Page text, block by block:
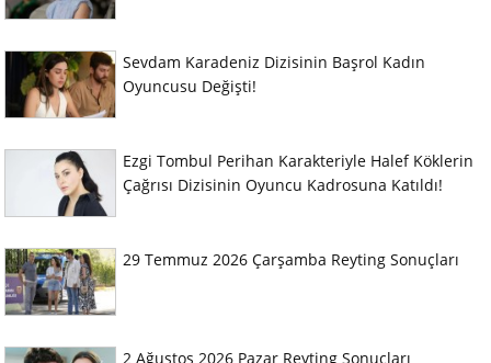
Sevdam Karadeniz Dizisinin Başrol Kadın
Oyuncusu Değişti!
Ezgi Tombul Perihan Karakteriyle Halef Köklerin
Çağrısı Dizisinin Oyuncu Kadrosuna Katıldı!
29 Temmuz 2026 Çarşamba Reyting Sonuçları
2 Ağustos 2026 Pazar Reyting Sonuçları